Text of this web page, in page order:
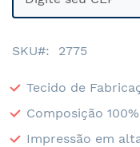
SKU 2775
Tecido de
Composição
Impressão em